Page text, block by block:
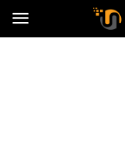
Activisio.pl